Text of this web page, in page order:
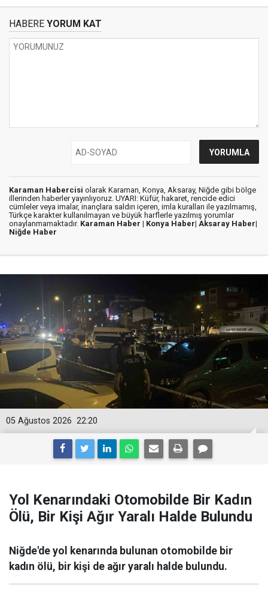
HABERE YORUM KAT
Karaman Habercisi olarak Karaman, Konya, Aksaray, Niğde gibi bölge
illerinden haberler yayınlıyoruz. UYARI: Küfür, hakaret, rencide edici
cümleler veya imalar, inançlara saldırı içeren, imla kuralları ile yazılmamış,
Türkçe karakter kullanılmayan ve büyük harflerle yazılmış yorumlar
onaylanmamaktadır. Karaman Haber | Konya Haber| Aksaray Haber|
Niğde Haber
22:20
05 Ağustos 2026
Yol Kenarındaki Otomobilde Bir Kadın
Ölü, Bir Kişi Ağır Yaralı Halde Bulundu
Niğde'de yol kenarında bulunan otomobilde bir
kadın ölü, bir kişi de ağır yaralı halde bulundu.